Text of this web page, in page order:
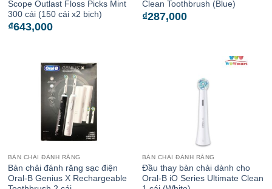
Scope Outlast Floss Picks Mint
300 cái (150 cái x2 bịch)
₫643,000
Clean Toothbrush (Blue)
₫287,000
BÀN CHẢI ĐÁNH RĂNG
Bàn chải đánh răng sạc điện
Oral-B Genius X Rechargeable
BÀN CHẢI ĐÁNH RĂNG
Đầu thay bàn chải dành cho
Oral-B iO Series Ultimate Clean